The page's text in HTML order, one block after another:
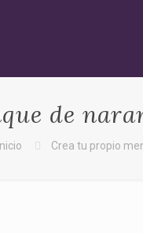
de
Inicio Crea tu propio